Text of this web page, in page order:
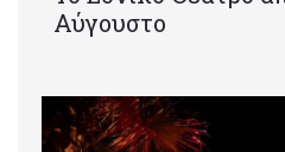
Αύγουστο